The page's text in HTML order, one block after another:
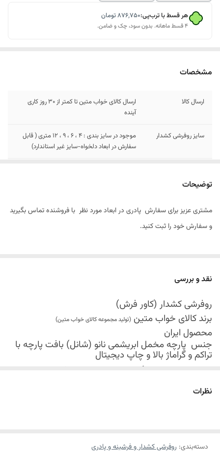
هر قسط با ترب‌پی:۸۷۶٬۷۵۰تومان
۴ قسط ماهانه. بدون سود، چک و ضامن.
مشخصات
ارسال کالا
ارسال کالای خواب متین تا کمتر از 30 روز کاری
آینده
سایز روفرشی کشدار
موجود در سایز بندی : 4 ، 6 ، 9 ، 12 متری ( قابل
سفارش در ابعاد دلخواه-سایز غیر استاندارد)
توضیحات
مشتری عزیز برای سفارش پادری در ابعاد مورد نظر با فروشنده تماس بگیرید
و سفارش خود را ثبت کنید.
نقد و بررسی
روفرشی کشدار (کاور فرش)
برند کالای خواب متین (تولید مجموعه کالای خواب متین)
محصول ایران
جنس پارچه مخمل ابریشمی نانو (شانل) بافت پارچه با
تراکم و گراماژ بالا و چاپ دیجیتال
کش دوزی در چهار گوشه محصول جهت فیکس شدن
قابل شستشو
ابعاد 4 متری : 150*225 سانتیمتر
نظرات
دسته‌بندی: روفرشی کشدار و فرشینه و پادری